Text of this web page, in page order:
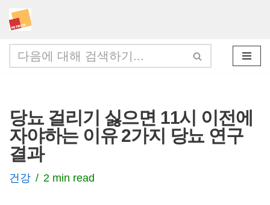
콘
텐
츠
너
뛰
기
당뇨 걸리기 싫으면 11시 이전에
자야하는 이유 2가지 당뇨 연구
결과
건강 2 min read